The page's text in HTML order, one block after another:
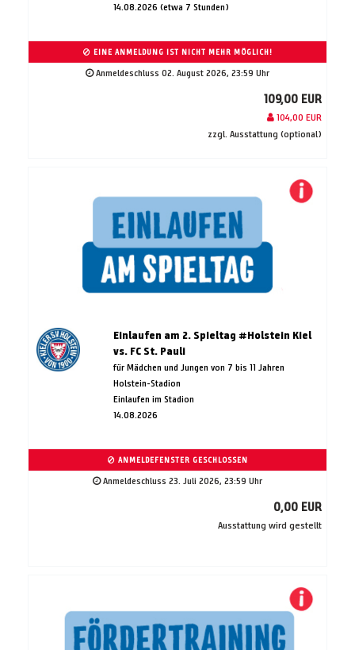
14.08.2026 (etwa 7 Stunden)
EINE ANMELDUNG IST NICHT MEHR MÖGLICH!
Anmeldeschluss 02. August 2026, 23:59 Uhr
109,00 EUR
104,00 EUR
zzgl. Ausstattung (optional)
Einlaufen am 2. Spieltag #Holstein Kiel
vs. FC St. Pauli
für Mädchen und Jungen von 7 bis 11 Jahren
Holstein-Stadion
Einlaufen im Stadion
14.08.2026
ANMELDEFENSTER GESCHLOSSEN
Anmeldeschluss 23. Juli 2026, 23:59 Uhr
0,00 EUR
Ausstattung wird gestellt